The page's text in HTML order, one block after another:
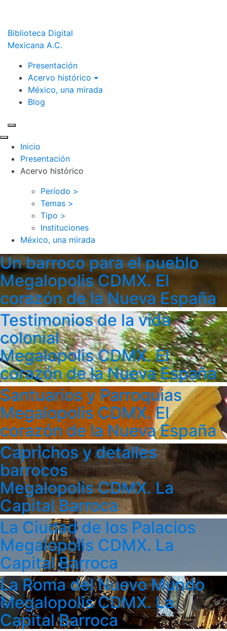
Biblioteca Digital
Mexicana A.C.
Presentación
Acervo histórico
México, una mirada
Blog
Inicio
Presentación
Acervo histórico
Período >
Temas >
Tipo >
Instituciones
México, una mirada
Un barroco para el pueblo
Megalopolis CDMX. El
corazón de la Nueva España
Testimonios de la vida
colonial
Megalopolis CDMX. El
corazón de la Nueva España
Santuarios y Parroquias
Megalopolis CDMX. El
corazón de la Nueva España
Caprichos y detalles
barrocos
Megalopolis CDMX. La
Capital Barroca
La Ciudad de los Palacios
Megalopolis CDMX. La
Capital Barroca
La Roma del Nuevo Mundo
Megalopolis CDMX. La
Capital Barroca